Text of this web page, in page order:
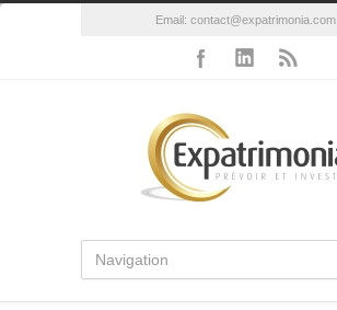
Email: contact@expatrimonia.com